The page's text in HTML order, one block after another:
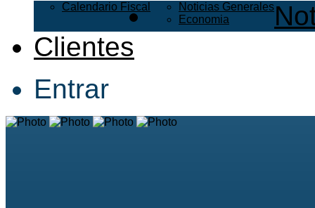
Calendario Fiscal
Noticias Generales
Economia
Clientes
Entrar